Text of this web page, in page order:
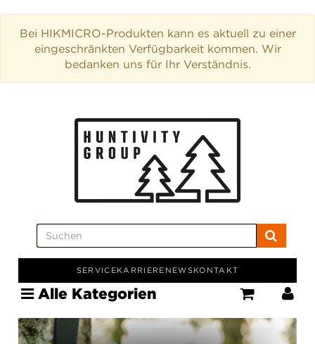
Bei HIKMICRO-Produkten kann es aktuell zu einer
eingeschränkten Verfügbarkeit kommen. Wir
bedanken uns für Ihr Verständnis.
SERVICEKARRIERE NEWSKONTAKT
Alle Kategorien